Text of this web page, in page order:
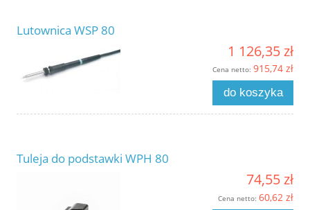
Lutownica WSP 80
1 126,35 zł
Cena netto: 915,74 zł
do koszyka
Tuleja do podstawki WPH 80
74,55 zł
Cena netto: 60,62 zł